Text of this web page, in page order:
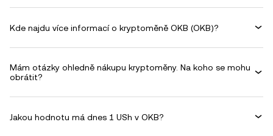
Kde najdu více informací o kryptoměně OKB (OKB)?
Mám otázky ohledně nákupu kryptoměny. Na koho se mohu
obrátit?
Jakou hodnotu má dnes 1 USh v OKB?